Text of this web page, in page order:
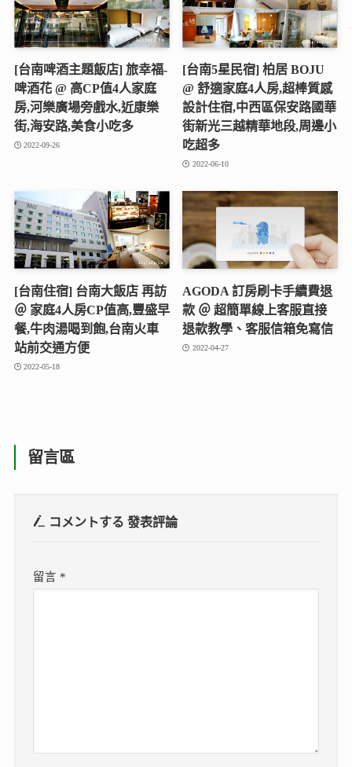
[台南啤酒主題飯店] 旅幸福-
啤酒花 @ 高CP值4人家庭
房,河樂廣場旁戲水,近康樂
街,海安路,美食小吃多
2022-09-26
[台南5星民宿] 柏居 BOJU
@ 舒適家庭4人房,超棒質感
設計住宿,中西區保安路國華
街新光三越精華地段,周邊小
吃超多
2022-06-10
[台南住宿] 台南大飯店 再訪
＠ 家庭4人房CP值高,豐盛早
餐,牛肉湯喝到飽,台南火車
站前交通方便
2022-05-18
AGODA 訂房刷卡手續費退
款 ＠ 超簡單線上客服直接
退款教學、客服信箱免寫信
2022-04-27
留言區
コメントする發表評論
留言 *